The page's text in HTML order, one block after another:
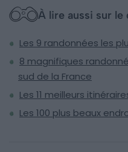
À lire aussi sur le
Les 9 randonnées les
8 magnifiques
sud de la France
Les 11 meilleurs
Les 100 plus beaux